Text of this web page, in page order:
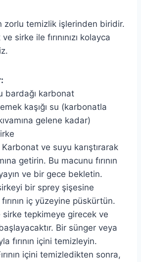
zorlu temizlik işlerinden biridir.
sirke ile fırınınızı kolayca
bardağı karbonat
kaşığı su (karbonatla
gelene kadar)
Karbonat ve suyu karıştırarak
getirin. Bu macunu fırının
ve bir gece bekletin.
bir sprey şişesine
iç yüzeyine püskürtün.
sirke tepkimeye girecek ve
Bir sünger veya
fırının içini temizleyin.
içini temizledikten sonra,